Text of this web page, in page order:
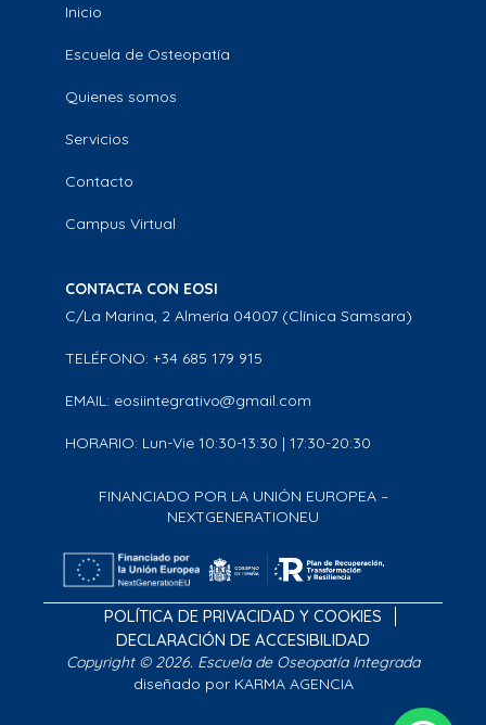
Inicio
Escuela de Osteopatía
Quienes somos
Servicios
Contacto
Campus Virtual
CONTACTA CON EOSI
C/La Marina, 2 Almería 04007 (Clínica Samsara)
TELÉFONO: +34 685 179 915
EMAIL: eosiintegrativo@gmail.com
HORARIO: Lun-Vie 10:30-13:30 | 17:30-20:30
FINANCIADO POR LA UNIÓN EUROPEA –
NEXTGENERATIONEU
POLÍTICA DE PRIVACIDAD Y COOKIES
DECLARACIÓN DE ACCESIBILIDAD
Copyright © 2026. Escuela de Oseopatía Integrada
diseñado por KARMA AGENCIA